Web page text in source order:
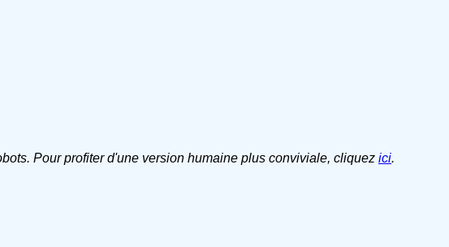
Pour profiter d'une version humaine plus conviviale, cliquez ici.